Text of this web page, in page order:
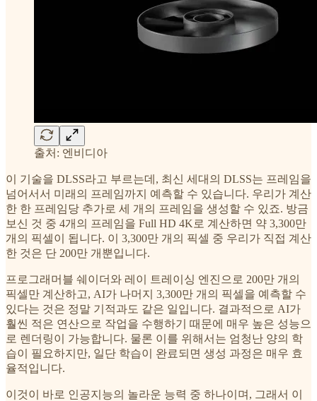
출처: 엔비디아
이 기술을 DLSS라고 부르는데, 최신 세대의 DLSS는 프레임을
넘어서서 미래의 프레임까지 예측할 수 있습니다. 우리가 계산
한 한 프레임당 추가로 세 개의 프레임을 생성할 수 있죠. 방금
보신 것 중 4개의 프레임을 Full HD 4K로 계산하면 약 3,300만
개의 픽셀이 됩니다. 이 3,300만 개의 픽셀 중 우리가 직접 계산
한 것은 단 200만 개뿐입니다.
프로그래머블 쉐이더와 레이 트레이싱 엔진으로 200만 개의
픽셀만 계산하고, AI가 나머지 3,300만 개의 픽셀을 예측할 수
있다는 것은 정말 기적과도 같은 일입니다. 결과적으로 AI가
훨씬 적은 연산으로 작업을 수행하기 때문에 매우 높은 성능으
로 렌더링이 가능합니다. 물론 이를 위해서는 엄청난 양의 학
습이 필요하지만, 일단 학습이 완료되면 생성 과정은 매우 효
율적입니다.
이것이 바로 인공지능의 놀라운 능력 중 하나이며, 그래서 이